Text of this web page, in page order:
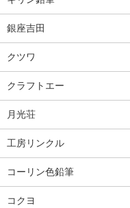
銀座吉田
クツワ
クラフトエー
月光荘
工房リンクル
コーリン色鉛筆
コクヨ